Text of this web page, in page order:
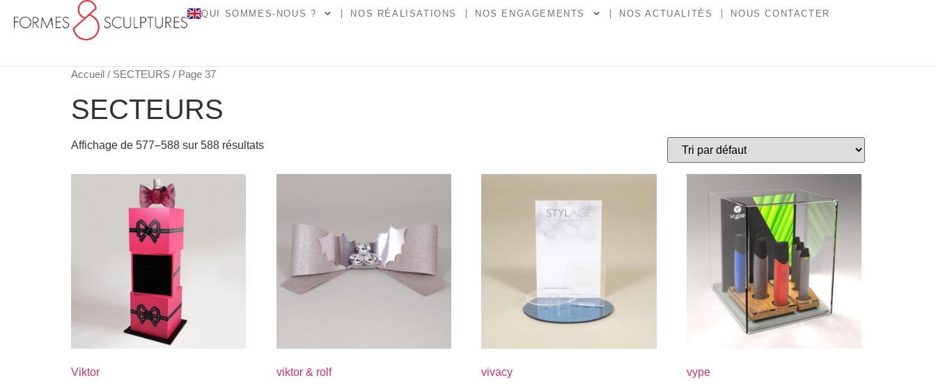
QUI SOMMES-NOUS ? NOS RÉALISATIONS NOS ENGAGEMENTS NOS ACTUALITÉS NOUS CONTACTER
Accueil / SECTEURS / Page 37
SECTEURS
Affichage de 577–588 sur 588 résultats
Viktor viktor & rolf vivacy vype